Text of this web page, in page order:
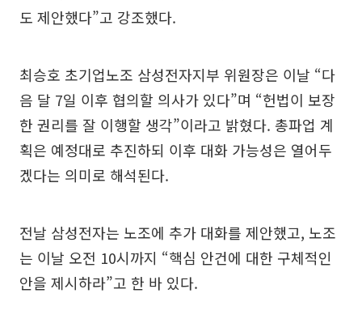
도 제안했다”고 강조했다.
최승호 초기업노조 삼성전자지부 위원장은 이날 “다
음 달 7일 이후 협의할 의사가 있다”며 “헌법이 보장
한 권리를 잘 이행할 생각”이라고 밝혔다. 총파업 계
획은 예정대로 추진하되 이후 대화 가능성은 열어두
겠다는 의미로 해석된다.
전날 삼성전자는 노조에 추가 대화를 제안했고, 노조
는 이날 오전 10시까지 “핵심 안건에 대한 구체적인
안을 제시하라”고 한 바 있다.